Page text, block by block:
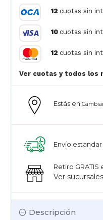
Descripción
Estás en
Envío estandar
Retiro GRATIS
Ver sucursales
12 cuotas sin
10 cuotas sin
12 cuotas sin